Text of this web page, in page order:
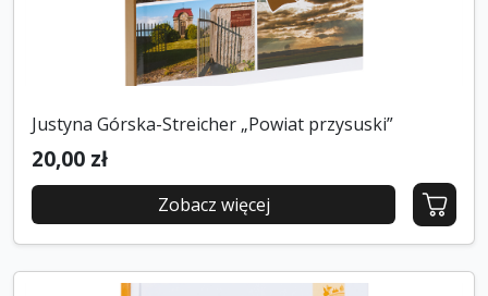
Justyna Górska-Streicher „Powiat przysuski”
20,00 zł
Zobacz więcej